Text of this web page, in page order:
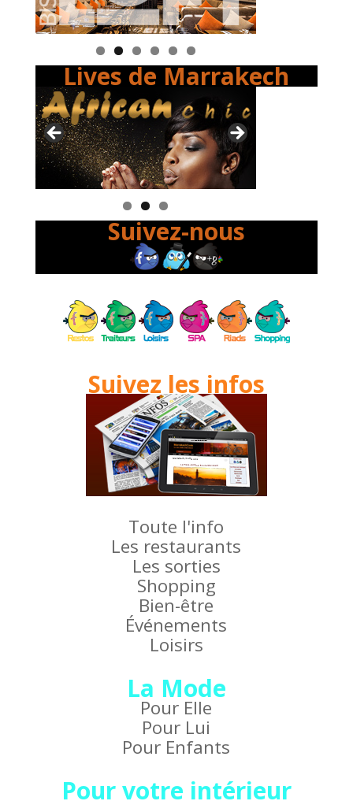
Lives de Marrakech
Suivez-nous
Suivez les infos
Toute l'info
Les restaurants
Les sorties
Shopping
Bien-être
Événements
Loisirs
La Mode
Pour Elle
Pour Lui
Pour Enfants
Pour votre intérieur